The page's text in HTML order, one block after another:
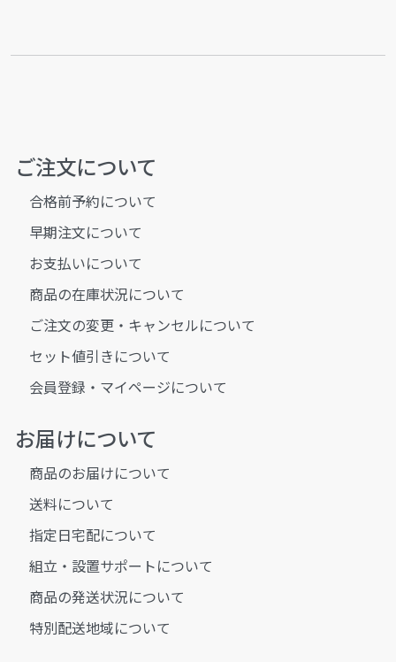
ご注文について
合格前予約について
早期注文について
お支払いについて
商品の在庫状況について
ご注文の変更・キャンセルについて
セット値引きについて
会員登録・マイページについて
お届けについて
商品のお届けについて
送料について
指定日宅配について
組立・設置サポートについて
商品の発送状況について
特別配送地域について